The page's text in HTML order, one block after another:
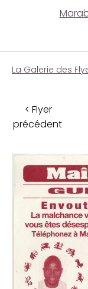
La Galerie des
< Flyer
précédent